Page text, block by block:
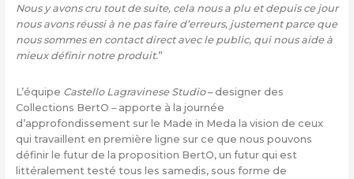
Nous y avons cru tout de suite, cela nous a plu et depuis ce jour
nous avons réussi à ne pas faire d’erreurs, justement parce que
nous sommes en contact direct avec le public, qui nous aide à
mieux définir notre produit.”
L’équipe Castello Lagravinese Studio– designer des
Collections BertO – apporte à la journée
d’approfondissement sur le Made in Meda la vision de ceux
qui travaillent en première ligne sur ce que nous pouvons
définir le futur de la proposition BertO, un futur qui est
littéralement testé tous les samedis, sous forme de